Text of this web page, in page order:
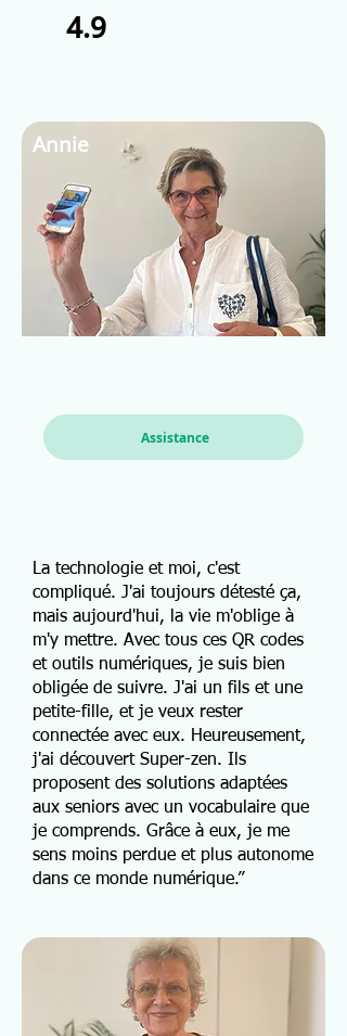
4.9
Annie
Assistance
La technologie et moi, c'est
compliqué. J'ai toujours détesté ça,
mais aujourd'hui, la vie m'oblige à
m'y mettre. Avec tous ces QR codes
et outils numériques, je suis bien
obligée de suivre. J'ai un fils et une
petite-fille, et je veux rester
connectée avec eux. Heureusement,
j'ai découvert Super-zen. Ils
proposent des solutions adaptées
aux seniors avec un vocabulaire que
je comprends. Grâce à eux, je me
sens moins perdue et plus autonome
dans ce monde numérique.”